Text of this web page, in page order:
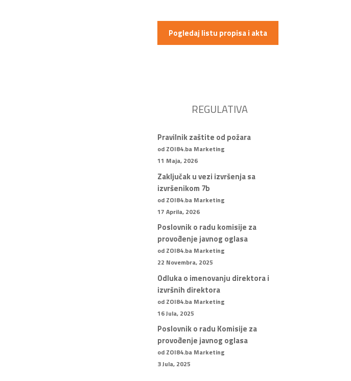
Pogledaj listu propisa i akta
REGULATIVA
Pravilnik zaštite od požara
od ZOI84.ba Marketing
11 Maja, 2026
Zaključak u vezi izvršenja sa
izvršenikom 7b
od ZOI84.ba Marketing
17 Aprila, 2026
Poslovnik o radu komisije za
provođenje javnog oglasa
od ZOI84.ba Marketing
22 Novembra, 2025
Odluka o imenovanju direktora i
izvršnih direktora
od ZOI84.ba Marketing
16 Jula, 2025
Poslovnik o radu Komisije za
provođenje javnog oglasa
od ZOI84.ba Marketing
3 Jula, 2025